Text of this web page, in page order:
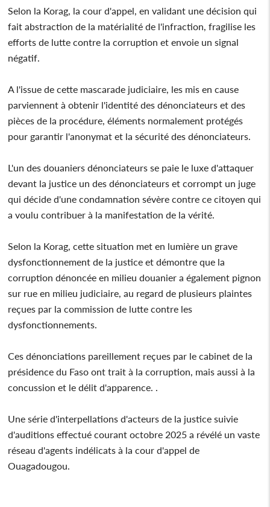
Selon la Korag, la cour d'appel, en validant une décision qui
fait abstraction de la matérialité de l'infraction, fragilise les
efforts de lutte contre la corruption et envoie un signal
négatif.
A l'issue de cette mascarade judiciaire, les mis en cause
parviennent à obtenir l'identité des dénonciateurs et des
pièces de la procédure, éléments normalement protégés
pour garantir l'anonymat et la sécurité des dénonciateurs.
L'un des douaniers dénonciateurs se paie le luxe d'attaquer
devant la justice un des dénonciateurs et corrompt un juge
qui décide d'une condamnation sévère contre ce citoyen qui
a voulu contribuer à la manifestation de la vérité.
Selon la Korag, cette situation met en lumière un grave
dysfonctionnement de la justice et démontre que la
corruption dénoncée en milieu douanier a également pignon
sur rue en milieu judiciaire, au regard de plusieurs plaintes
reçues par la commission de lutte contre les
dysfonctionnements.
Ces dénonciations pareillement reçues par le cabinet de la
présidence du Faso ont trait à la corruption, mais aussi à la
concussion et le délit d'apparence. .
Une série d'interpellations d'acteurs de la justice suivie
d'auditions effectué courant octobre 2025 a révélé un vaste
réseau d'agents indélicats à la cour d'appel de
Ouagadougou.